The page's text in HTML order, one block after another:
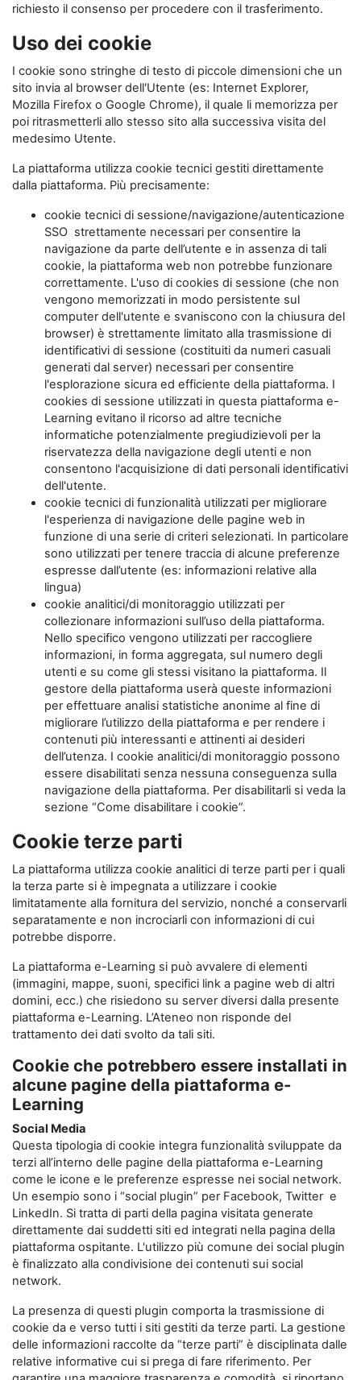
richiesto il consenso per procedere con il trasferimento.
Uso dei cookie
I cookie sono stringhe di testo di piccole dimensioni che un
sito invia al browser dell'Utente (es: Internet Explorer,
Mozilla Firefox o Google Chrome), il quale li memorizza per
poi ritrasmetterli allo stesso sito alla successiva visita del
medesimo Utente.
La piattaforma utilizza cookie tecnici gestiti direttamente
dalla piattaforma. Più precisamente:
cookie tecnici di sessione/navigazione/autenticazione
SSO strettamente necessari per consentire la
navigazione da parte dell’utente e in assenza di tali
cookie, la piattaforma web non potrebbe funzionare
correttamente. L'uso di cookies di sessione (che non
vengono memorizzati in modo persistente sul
computer dell'utente e svaniscono con la chiusura del
browser) è strettamente limitato alla trasmissione di
identificativi di sessione (costituiti da numeri casuali
generati dal server) necessari per consentire
l'esplorazione sicura ed efficiente della piattaforma. I
cookies di sessione utilizzati in questa piattaforma e-
Learning evitano il ricorso ad altre tecniche
informatiche potenzialmente pregiudizievoli per la
riservatezza della navigazione degli utenti e non
consentono l'acquisizione di dati personali identificativi
dell'utente.
cookie tecnici di funzionalità utilizzati per migliorare
l'esperienza di navigazione delle pagine web in
funzione di una serie di criteri selezionati. In particolare
sono utilizzati per tenere traccia di alcune preferenze
espresse dall’utente (es: informazioni relative alla
lingua)
cookie analitici/di monitoraggio utilizzati per
collezionare informazioni sull’uso della piattaforma.
Nello specifico vengono utilizzati per raccogliere
informazioni, in forma aggregata, sul numero degli
utenti e su come gli stessi visitano la piattaforma. Il
gestore della piattaforma userà queste informazioni
per effettuare analisi statistiche anonime al fine di
migliorare l’utilizzo della piattaforma e per rendere i
contenuti più interessanti e attinenti ai desideri
dell’utenza. I cookie analitici/di monitoraggio possono
essere disabilitati senza nessuna conseguenza sulla
navigazione della piattaforma. Per disabilitarli si veda la
sezione “Come disabilitare i cookie”.
Cookie terze parti
La piattaforma utilizza cookie analitici di terze parti per i quali
la terza parte si è impegnata a utilizzare i cookie
limitatamente alla fornitura del servizio, nonché a conservarli
separatamente e non incrociarli con informazioni di cui
potrebbe disporre.
La piattaforma e-Learning si può avvalere di elementi
(immagini, mappe, suoni, specifici link a pagine web di altri
domini, ecc.) che risiedono su server diversi dalla presente
piattaforma e-Learning. L’Ateneo non risponde del
trattamento dei dati svolto da tali siti.
Cookie che potrebbero essere installati in
alcune pagine della piattaforma e-
Learning
Social Media
Questa tipologia di cookie integra funzionalità sviluppate da
terzi all’interno delle pagine della piattaforma e-Learning
come le icone e le preferenze espresse nei social network.
Un esempio sono i “social plugin” per Facebook, Twitter e
LinkedIn. Si tratta di parti della pagina visitata generate
direttamente dai suddetti siti ed integrati nella pagina della
piattaforma ospitante. L'utilizzo più comune dei social plugin
è finalizzato alla condivisione dei contenuti sui social
network.
La presenza di questi plugin comporta la trasmissione di
cookie da e verso tutti i siti gestiti da terze parti. La gestione
delle informazioni raccolte da “terze parti” è disciplinata dalle
relative informative cui si prega di fare riferimento. Per